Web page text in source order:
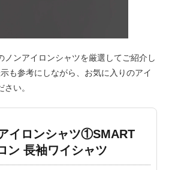
ノンアイロンシャツを厳選してご紹介し
も参考にしながら、お気に入りのアイ
い。
イロンシャツ①SMART
ン 長袖ワイシャツ